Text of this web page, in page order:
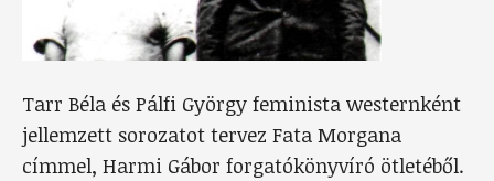
Tarr Béla és Pálfi György feminista westernként
jellemzett sorozatot tervez Fata Morgana
címmel, Harmi Gábor forgatókönyvíró ötletéből.